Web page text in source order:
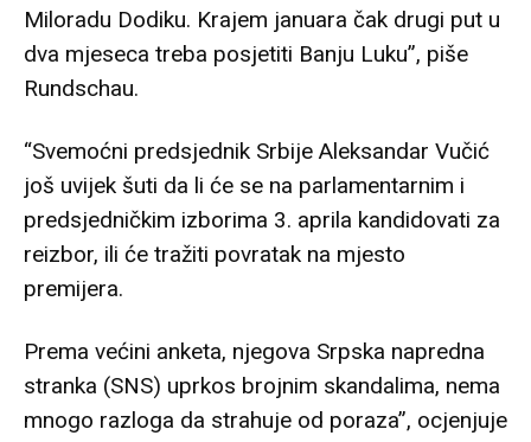
Miloradu Dodiku. Krajem januara čak drugi put u
dva mjeseca treba posjetiti Banju Luku”, piše
Rundschau.
“Svemoćni predsjednik Srbije Aleksandar Vučić
još uvijek šuti da li će se na parlamentarnim i
predsjedničkim izborima 3. aprila kandidovati za
reizbor, ili će tražiti povratak na mjesto
premijera.
Prema većini anketa, njegova Srpska napredna
stranka (SNS) uprkos brojnim skandalima, nema
mnogo razloga da strahuje od poraza”, ocjenjuje